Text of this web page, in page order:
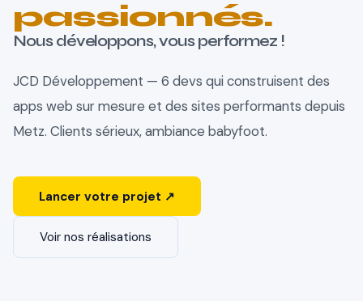
passionnés.
Nous développons, vous performez !
JCD Développement — 6 devs qui construisent des
apps web sur mesure et des sites performants depuis
Metz. Clients sérieux, ambiance babyfoot.
Lancer votre projet ↗
Voir nos réalisations